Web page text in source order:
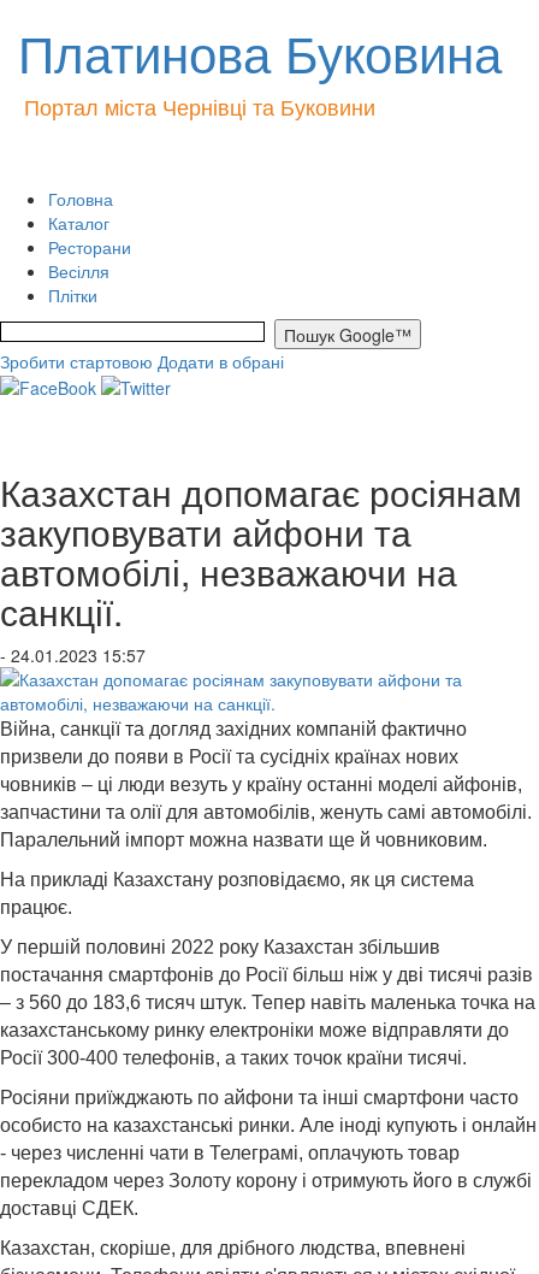
Платинова Буковина
Портал міста Чернівці та Буковини
Головна
Каталог
Ресторани
Весілля
Плітки
Зробити стартовою Додати в обрані
Казахстан допомагає росіянам
закуповувати айфони та
автомобілі, незважаючи на
санкції.
- 24.01.2023 15:57
Війна, санкції та догляд західних компаній фактично
призвели до появи в Росії та сусідніх країнах нових
човників – ці люди везуть у країну останні моделі айфонів,
запчастини та олії для автомобілів, женуть самі автомобілі.
Паралельний імпорт можна назвати ще й човниковим.
На прикладі Казахстану розповідаємо, як ця система
працює.
У першій половині 2022 року Казахстан збільшив
постачання смартфонів до Росії більш ніж у дві тисячі разів
– з 560 до 183,6 тисяч штук. Тепер навіть маленька точка на
казахстанському ринку електроніки може відправляти до
Росії 300-400 телефонів, а таких точок країни тисячі.
Росіяни приїжджають по айфони та інші смартфони часто
особисто на казахстанські ринки. Але іноді купують і онлайн
- через численні чати в Телеграмі, оплачують товар
перекладом через Золоту корону і отримують його в службі
доставці СДЕК.
Казахстан, скоріше, для дрібного людства, впевнені